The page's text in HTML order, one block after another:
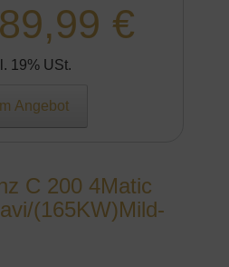
€
19% USt.
Angebot
C 200 4Matic
(165KW)Mild-